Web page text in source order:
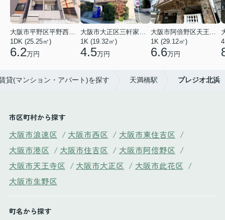
大阪市平野区平野西３丁目
1DK (25.25㎡)
6.2万円
大阪市大正区三軒家東４丁目
1K (19.32㎡)
4.5万円
大阪市阿倍野区天王寺町南２丁目
1K (29.12㎡)
6.6万円
貸(マンション・アパート)を探す 天満橋駅 プレジオ北浜
市区町村から探す
大阪市浪速区 / 大阪市西区 / 大阪市東住吉区 /
大阪市港区 / 大阪市住吉区 / 大阪市阿倍野区 /
大阪市天王寺区 / 大阪市大正区 / 大阪市此花区 /
大阪市生野区
町名から探す